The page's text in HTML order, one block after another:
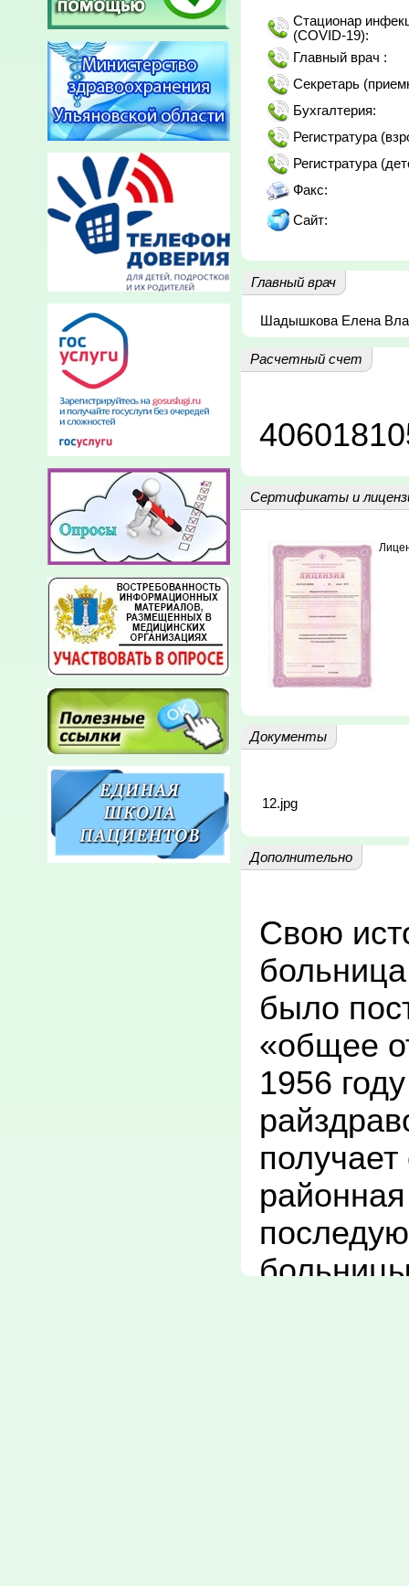
Стационар
(COVID-19):
Главный врач :
Секретарь
Бухгалтерия:
Регистратура
Регистратура
Факс:
Сайт:
Главный врач
Шадышкова Елена
Расчетный счет
Сертификаты и
Документы
12.jpg
Дополнительно
Свою
было
«общее
1956